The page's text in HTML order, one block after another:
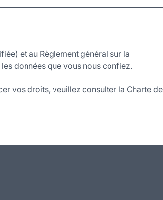
et au Règlement général sur la
données que vous nous confiez.
vos droits, veuillez consulter la Charte de